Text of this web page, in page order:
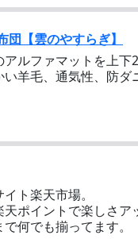
【雲のやすらぎ】
ルファマットを上
羊毛、通気性、防ダ
ト楽天市場。
ポイントで楽しさ
何でも揃ってます。